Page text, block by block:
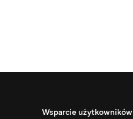
Wsparcie użytkowników